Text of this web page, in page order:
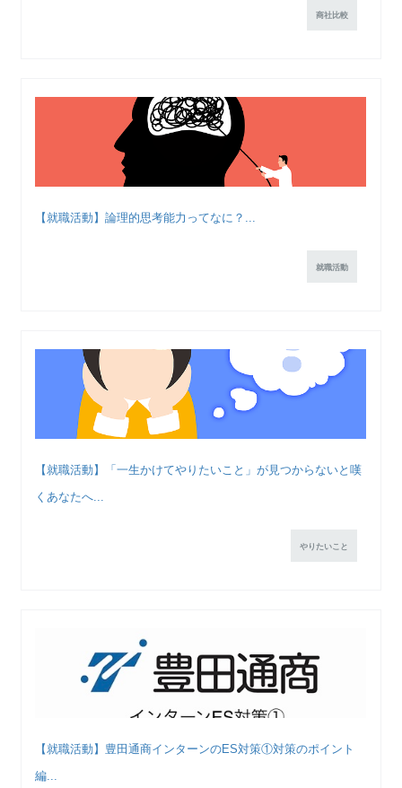
商社比較
【就職活動】論理的思考能力ってなに？...
就職活動
【就職活動】「一生かけてやりたいこと」が見つからないと嘆
くあなたへ...
やりたいこと
【就職活動】豊田通商インターンのES対策①対策のポイント
編...